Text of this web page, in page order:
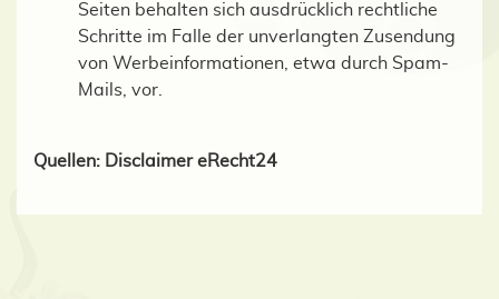
Seiten behalten sich ausdrücklich rechtliche
Schritte im Falle der unverlangten Zusendung
von Werbeinformationen, etwa durch Spam-
Mails, vor.
Quellen: Disclaimer eRecht24